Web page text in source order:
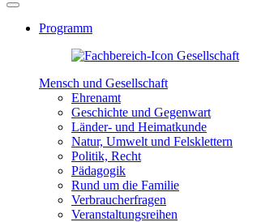
Programm
Mensch und Gesellschaft
Ehrenamt
Geschichte und Gegenwart
Länder- und Heimatkunde
Natur, Umwelt und Felsklettern
Politik, Recht
Pädagogik
Rund um die Familie
Verbraucherfragen
Veranstaltungsreihen